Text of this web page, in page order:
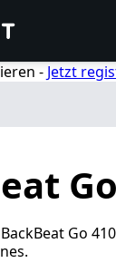
- Jetzt
Go